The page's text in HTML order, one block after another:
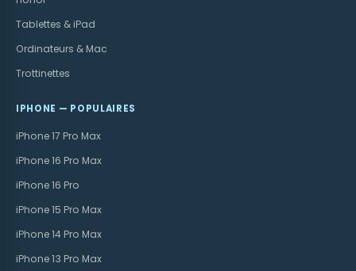
Tablettes & iPad
Ordinateurs & Mac
Trottinettes
IPHONE — POPULAIRES
iPhone 17 Pro Max
iPhone 16 Pro Max
iPhone 16 Pro
iPhone 15 Pro Max
iPhone 14 Pro Max
iPhone 13 Pro Max